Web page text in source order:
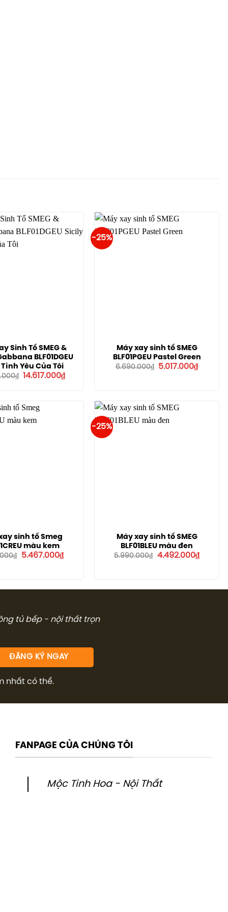
Sinh Tố SMEG &
BLF01DGEU
Yêu Của Tôi
₫ Giá
14.617.000₫Giá
hiện
14.617.000₫.
-25%
Máy xay sinh tố SMEG
BLF01PGEU Pastel Green
6.690.000₫ Giá
5.017.000₫Giá
hiện
sinh tố Smeg
màu kem
₫
Giá
5.467.000₫Giá
hiện
-25%
Máy xay sinh tố SMEG
BLF01BLEU màu đen
5.990.000₫ Giá
4.492.000₫Giá
hiện
tủ bếp - nội thất trọn
nhất có thể.
FANPAGE CỦA CHÚNG TÔI
Mộc Tinh Hoa - Nội Thất